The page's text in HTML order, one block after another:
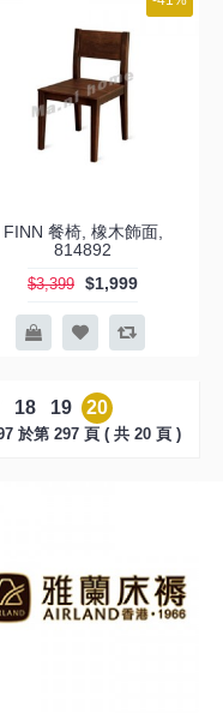
FINN 餐椅, 橡木飾面,
814892
$3,399 $1,999
18 19 20
於第 297 頁 ( 共 20 頁 )